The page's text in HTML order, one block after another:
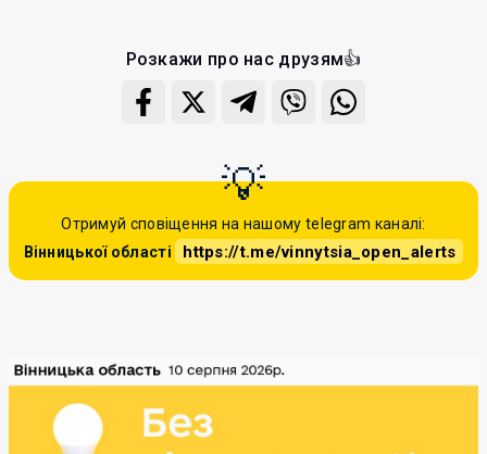
Розкажи про нас друзям👍
Отримуй сповіщення на нашому telegram каналі:
Вінницької області
https://t.me/vinnytsia_open_alerts